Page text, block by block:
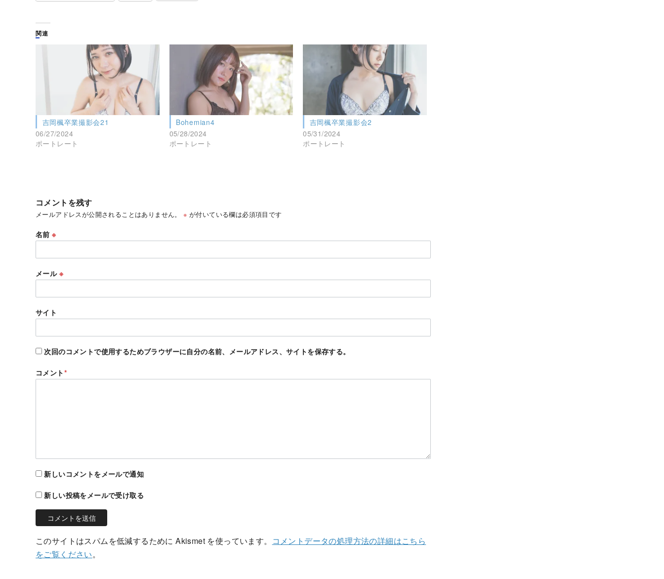
関連
吉岡楓卒業撮影会21
06/27/2024
ポートレート
Bohemian4
05/28/2024
ポートレート
吉岡楓卒業撮影会2
05/31/2024
ポートレート
コメントを残す
メールアドレスが公開されることはありません。 ※ が付いている欄は必須項目です
名前※
メール ※
サイト
次回のコメントで使用するためブラウザーに自分の名前、メールアドレス、サイトを保存する。
コメント*
新しいコメントをメールで通知
新しい投稿をメールで受け取る
このサイトはスパムを低減するために Akismet を使っています。
コメントデータの処理方法の詳細はこちら
をご覧ください。